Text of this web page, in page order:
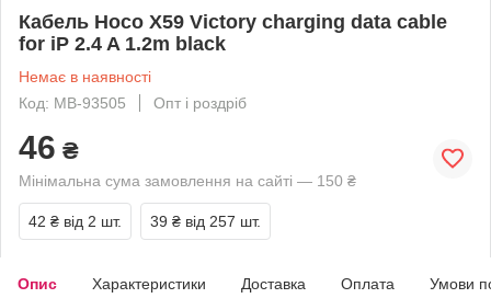
Кабель Hoco X59 Victory charging data cable
for iP 2.4 A 1.2m black
Немає в наявності
Код: MB-93505
Опт і роздріб
46 ₴
Мінімальна сума замовлення на сайті — 150 ₴
42 ₴ від 2 шт. 39 ₴ від 257 шт.
Опис Характеристики Доставка Оплата Умови